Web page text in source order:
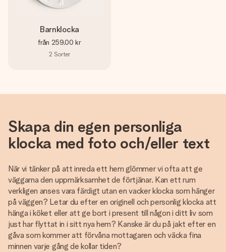
Barnklocka
från 259,00 kr
2 Sorter
Skapa din egen personliga
klocka med foto och/eller text
När vi tänker på att inreda ett hem glömmer vi ofta att ge
väggarna den uppmärksamhet de förtjänar. Kan ett rum
verkligen anses vara färdigt utan en vacker klocka som hänger
på väggen? Letar du efter en originell och personlig klocka att
hänga i köket eller att ge bort i present till någon i ditt liv som
just har flyttat in i sitt nya hem? Kanske är du på jakt efter en
gåva som kommer att förvåna mottagaren och väcka fina
minnen varje gång de kollar tiden?